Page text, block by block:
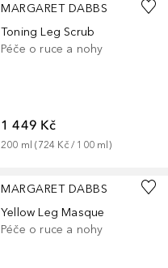
MARGARET DABBS
Toning Leg Scrub
Péče o ruce a nohy
1 449 Kč
200 ml (724 Kč / 100 ml)
MARGARET DABBS
Yellow Leg Masque
Péče o ruce a nohy